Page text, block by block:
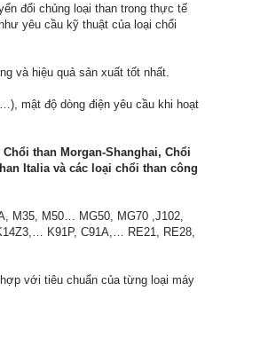
đổi chủng loại than trong thực tế
yêu cầu kỹ thuật của loại chổi
và hiệu quả sản xuất tốt nhất.
mật độ dòng điện yêu cầu khi hoạt
than Morgan-Shanghai, Chổi
Italia và các loại chổi than công
M35, M50… MG50, MG70 ,J102,
K91P, C91A,… RE21, RE28,
với tiêu chuẩn của từng loại máy